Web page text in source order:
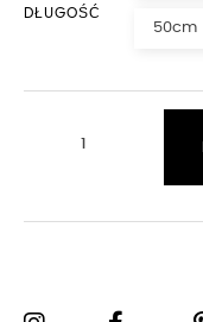
DŁUGOŚĆ
50cm